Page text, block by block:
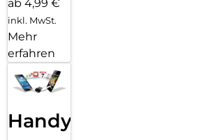
ab 4,99 €
inkl. MwSt.
Mehr
erfahren
Handy